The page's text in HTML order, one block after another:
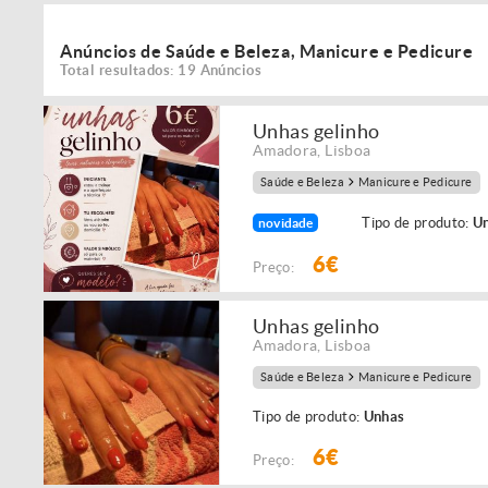
Anúncios de Saúde e Beleza, Manicure e Pedicure
Total resultados: 19 Anúncios
Unhas gelinho
Amadora Lisboa
Saúde e Beleza Manicure e Pedicure
novidade Tipo de produto:
Preço: 6€
Unhas gelinho
Amadora Lisboa
Saúde e Beleza Manicure e Pedicure
Tipo de produto: Unhas
Preço: 6€